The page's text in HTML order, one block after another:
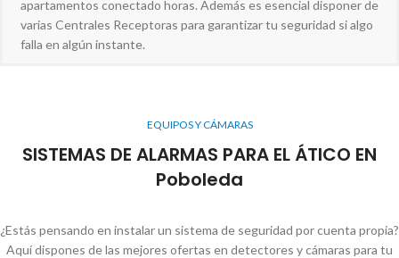
apartamentos conectado horas. Además es esencial disponer de
varias Centrales Receptoras para garantizar tu seguridad si algo
falla en algún instante.
EQUIPOS Y CÁMARAS
SISTEMAS DE ALARMAS PARA EL ÁTICO EN
Poboleda
¿Estás pensando en instalar un sistema de seguridad por cuenta propia?
Aquí dispones de las mejores ofertas en detectores y cámaras para tu